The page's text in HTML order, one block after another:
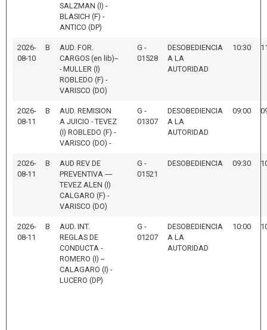
SALZMAN (I) -
BLASICH (F) -
ANTICO (DP)
2026-
08-10
B
AUD. FOR.
CARGOS (en lib)--
- MULLER (I)
ROBLEDO (F) -
VARISCO (DO)
G -
01528
DESOBEDIENCIA
A LA
AUTORIDAD
10:30
2026-
08-11
B
AUD. REMISION
A JUICIO - TEVEZ
(I) ROBLEDO (F) -
VARISCO (DO) -
G -
01307
DESOBEDIENCIA
A LA
AUTORIDAD
09:00
2026-
08-11
B
AUD REV DE
PREVENTIVA ----
TEVEZ ALEN (I)
CALGARO (F) -
VARISCO (DO)
G -
01521
DESOBEDIENCIA 09:30
2026-
08-11
B
AUD. INT.
REGLAS DE
CONDUCTA -
ROMERO (I) --
CALAGARO (I) -
LUCERO (DP)
G -
01207
DESOBEDIENCIA
A LA
AUTORIDAD
10:00